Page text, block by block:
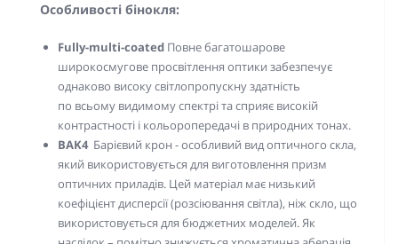
Особливості бінокля:
Fully-multi-coated Повне багатошарове
широкосмугове просвітлення оптики забезпечує
однаково високу світлопропускну здатність
по всьому видимому спектрі та сприяє високій
контрастності і кольоропередачі в природних тонах.
BAK4 Барієвий крон - особливий вид оптичного скла,
який використовується для виготовлення призм
оптичних приладів. Цей матеріал має низький
коефіцієнт дисперсії (розсіювання світла), ніж скло, що
використовується для бюджетних моделей. Як